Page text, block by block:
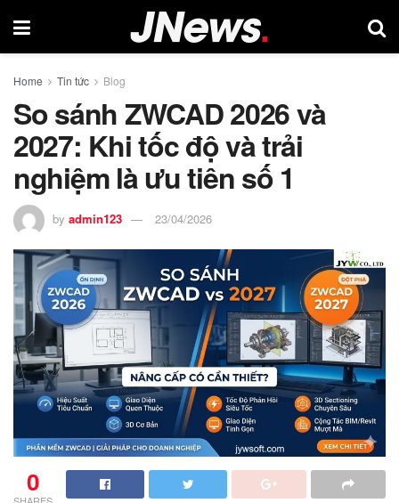
Home Tin tức Blog
So sánh ZWCAD 2026 và
2027: Khi tốc độ và trải
nghiệm là ưu tiên số 1
by admin123 23/04/2026
0